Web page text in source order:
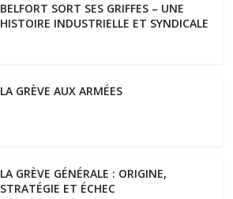
BELFORT SORT SES GRIFFES – UNE
HISTOIRE INDUSTRIELLE ET SYNDICALE
LA GRÈVE AUX ARMÉES
LA GRÈVE GÉNÉRALE : ORIGINE,
STRATÉGIE ET ÉCHEC